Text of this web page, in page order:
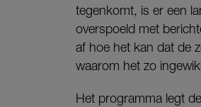
tegenkomt, is er een
overspoeld met
af hoe het kan dat de
waarom het zo
Het programma legt